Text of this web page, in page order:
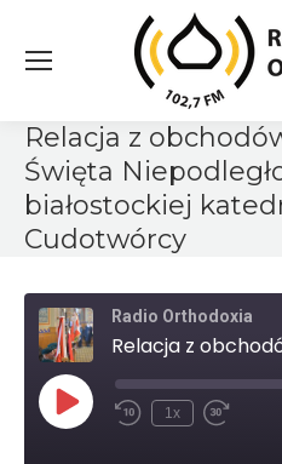
Relacja z
Święta
białostockiej
Cudotwórcy
Radio Orthodoxia
Play
EpisodeRewind
1x
Fast